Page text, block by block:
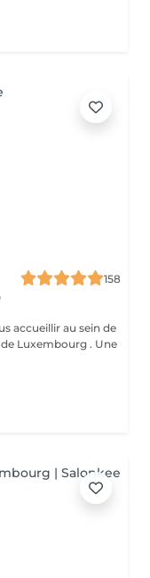
158
accueillir au sein de
. Une